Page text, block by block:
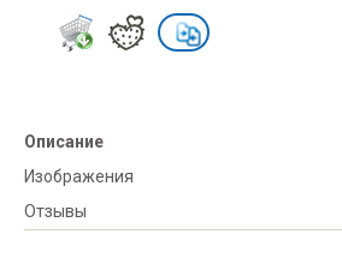
Описание
Изображения
Отзывы